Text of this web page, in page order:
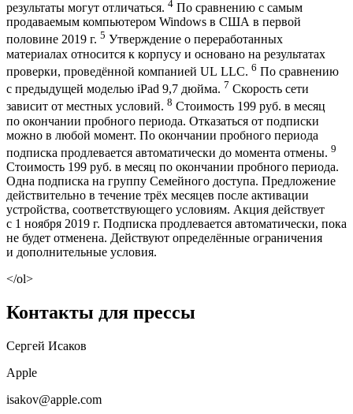
результаты могут отличаться. 4 По сравнению с самым
продаваемым компьютером Windows в США в первой
половине 2019 г. 5 Утверждение о переработанных
материалах относится к корпусу и основано на результатах
проверки, проведённой компанией UL LLC. 6 По сравнению
с предыдущей моделью iPad 9,7 дюйма. 7 Скорость сети
зависит от местных условий. 8 Стоимость 199 руб. в месяц
по окончании пробного периода. Отказаться от подписки
можно в любой момент. По окончании пробного периода
подписка продлевается автоматически до момента отмены. 9
Стоимость 199 руб. в месяц по окончании пробного периода.
Одна подписка на группу Семейного доступа. Предложение
действительно в течение трёх месяцев после активации
устройства, соответствующего условиям. Акция действует
с 1 ноября 2019 г. Подписка продлевается автоматически, пока
не будет отменена. Действуют определённые ограничения
и дополнительные условия.
</ol>
Контакты для прессы
Сергей Исаков
Apple
isakov@apple.com